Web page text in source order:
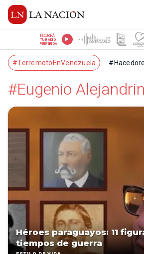
ESCUCHÁ
TU RADIO
PREFERIDA
#TerremotoEnVenezuela
#Eugenio
Héroes paraguayos: 11
tiempos de guerra